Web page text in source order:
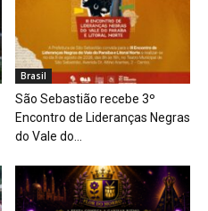
Brasil
São Sebastião recebe 3º
Encontro de Lideranças Negras
do Vale do...